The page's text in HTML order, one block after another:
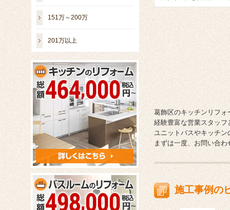
葛飾区のキッチンリフ
経験豊富な営業スタッ
ユニットバスやキッチ
まずは一度、お問い合
施工事例の
151万～200万
201万以上